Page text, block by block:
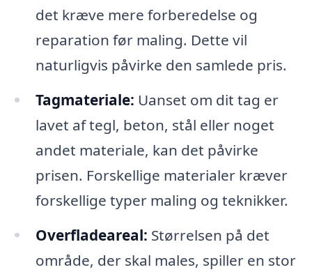
det kræve mere forberedelse og
reparation før maling. Dette vil
naturligvis påvirke den samlede pris.
Tagmateriale: Uanset om dit tag er
lavet af tegl, beton, stål eller noget
andet materiale, kan det påvirke
prisen. Forskellige materialer kræver
forskellige typer maling og teknikker.
Overfladeareal: Størrelsen på det
område, der skal males, spiller en stor